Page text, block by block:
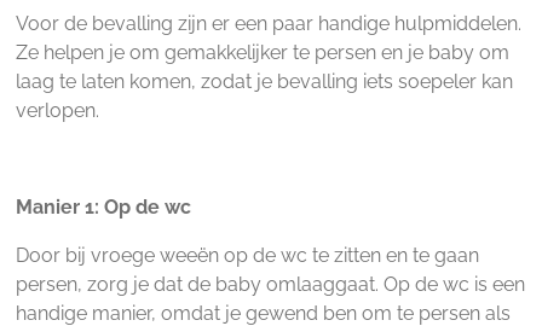
Voor de bevalling zijn er een paar handige hulpmiddelen.
Ze helpen je om gemakkelijker te persen en je baby om
laag te laten komen, zodat je bevalling iets soepeler kan
verlopen.
Manier 1: Op de wc
Door bij vroege weeën op de wc te zitten en te gaan
persen, zorg je dat de baby omlaaggaat. Op de wc is een
handige manier, omdat je gewend ben om te persen als